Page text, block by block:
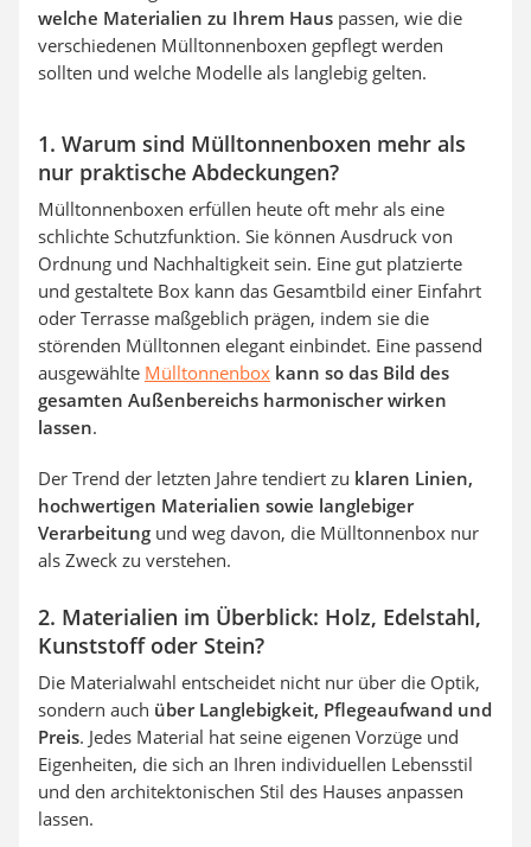
welche Materialien zu Ihrem Haus passen, wie die
verschiedenen Mülltonnenboxen gepflegt werden
sollten und welche Modelle als langlebig gelten.
1. Warum sind Mülltonnenboxen mehr als
nur praktische Abdeckungen?
Mülltonnenboxen erfüllen heute oft mehr als eine
schlichte Schutzfunktion. Sie können Ausdruck von
Ordnung und Nachhaltigkeit sein. Eine gut platzierte
und gestaltete Box kann das Gesamtbild einer Einfahrt
oder Terrasse maßgeblich prägen, indem sie die
störenden Mülltonnen elegant einbindet. Eine passend
ausgewählte Mülltonnenbox kann so das Bild des
gesamten Außenbereichs harmonischer wirken
lassen.
Der Trend der letzten Jahre tendiert zu klaren Linien,
hochwertigen Materialien sowie langlebiger
Verarbeitung und weg davon, die Mülltonnenbox nur
als Zweck zu verstehen.
2. Materialien im Überblick: Holz, Edelstahl,
Kunststoff oder Stein?
Die Materialwahl entscheidet nicht nur über die Optik,
sondern auch über Langlebigkeit, Pflegeaufwand und
Preis. Jedes Material hat seine eigenen Vorzüge und
Eigenheiten, die sich an Ihren individuellen Lebensstil
und den architektonischen Stil des Hauses anpassen
lassen.